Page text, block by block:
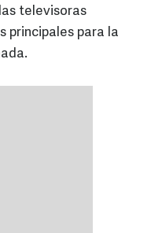
televisoras
principales para la